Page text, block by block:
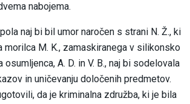
nabojema.
naj bi bil umor naročen s strani N. Ž., ki
morilca M. K., zamaskiranega v silikonsko
osumljenca, A. D. in V. B., naj bi sodelovala
in uničevanju določenih predmetov.
da je kriminalna združba, ki je bila